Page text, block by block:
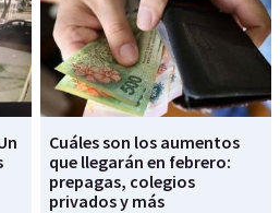
Cuáles son los aumentos
que llegarán en febrero:
prepagas, colegios
privados y más